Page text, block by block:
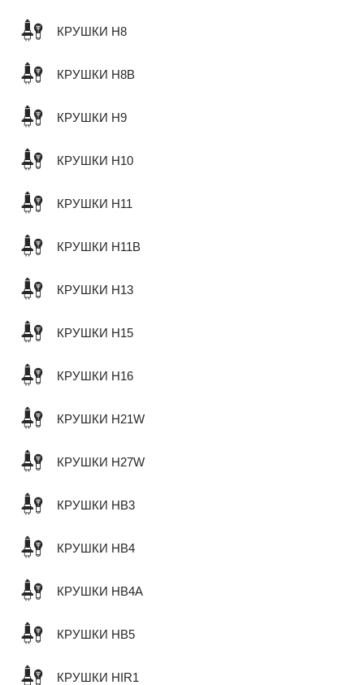
КРУШКИ H8
КРУШКИ H8B
КРУШКИ H9
КРУШКИ H10
КРУШКИ H11
КРУШКИ H11B
КРУШКИ H13
КРУШКИ H15
КРУШКИ H16
КРУШКИ H21W
КРУШКИ H27W
КРУШКИ HB3
КРУШКИ HB4
КРУШКИ HB4A
КРУШКИ HB5
КРУШКИ HIR1